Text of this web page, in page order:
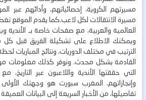
مسيرتهم الكروية، إحصائياتهم، وأدائهم عبر
مسيرة الانتقالات لكل لاعب.كما يقدم الموقع
العالمية والعربية، مع صفحات خاصة بـ الأندية
ويمكنك الاطلاع على تشكيلة الفريق قبل كل
الترتيب في مختلف الدوريات، ونتائج المباريات
القادمة بشكل محدث. ونوفر كذلك معلومات
التي حققتها الأندية واللاعبون عبر
وإنجازاتهم. المغرب سبورت هو وجهتك
تفاصيلها، من الأخبار السريعة إلى البيانات